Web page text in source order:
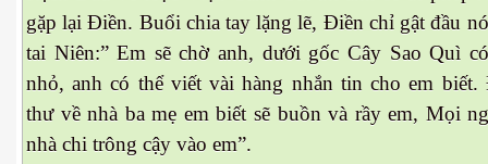
gặp lại Điền. Buổi chia tay lặng lẽ, Điền chỉ gật đầu
tai Niên:” Em sẽ chờ anh, dưới gốc Cây Sao Quì
nhỏ, anh có thể viết vài hàng nhắn tin cho em
thư về nhà ba mẹ em biết sẽ buồn và rầy em, Mọi
nhà chi trông cậy vào em”.
trên đất lạ